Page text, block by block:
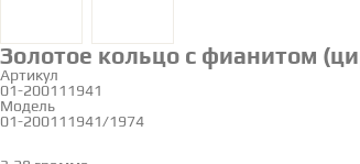
Золотое кольцо с фианитом
Артикул
01-200111941
Модель
01-200111941/1974